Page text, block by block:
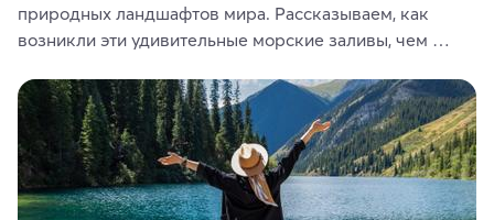
природных ландшафтов мира. Рассказываем, как
возникли эти удивительные морские заливы, чем
живописные смотровые площадки и какие точки
включить в маршрут по Норвегии.